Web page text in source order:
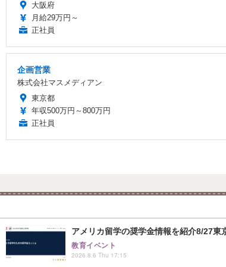
大阪府
月給29万円～
正社員
企画営業
株式会社マスメディアン
東京都
年収500万円～800万円
正社員
アメリカ留学の奨学金情報を紹介8/27
教育イベント
2026.8.6 Thu 17:15